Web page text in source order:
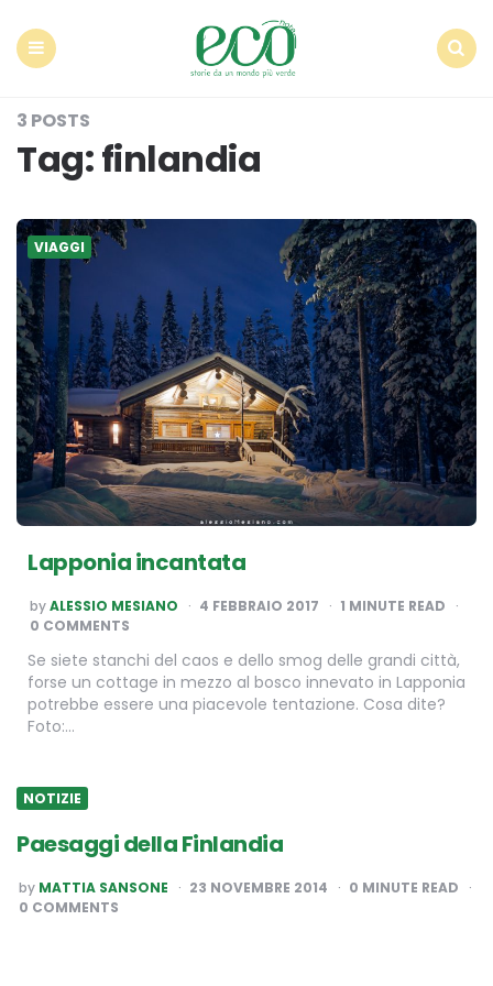
3 POSTS
Tag:finlandia
VIAGGI
Lapponia incantata
POSTED
BY
byALESSIO MESIANO 4 FEBBRAIO 2017 1 MINUTE READ
0 COMMENTS
Se siete stanchi del caos e dello smog delle grandi città,
forse un cottage in mezzo al bosco innevato in Lapponia
potrebbe essere una piacevole tentazione. Cosa dite?
Foto:…
NOTIZIE
Paesaggi della Finlandia
POSTED
BY
by MATTIA SANSONE 23 NOVEMBRE 2014 0 MINUTE READ
0 COMMENTS